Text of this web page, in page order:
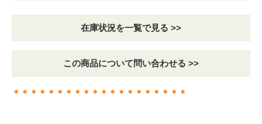
在庫状況を一覧で見る >>
この商品について問い合わせる >>
＊＊＊＊＊＊＊＊＊＊＊＊＊＊＊＊＊＊＊＊